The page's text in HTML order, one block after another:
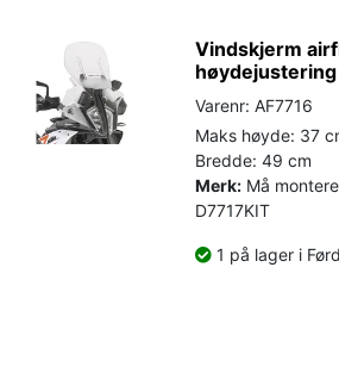
Vindskjerm
Varenr: AF7716
Maks høyde: 37
Bredde: 49 cm
Merk: Må
D7717KIT
1 på lager i